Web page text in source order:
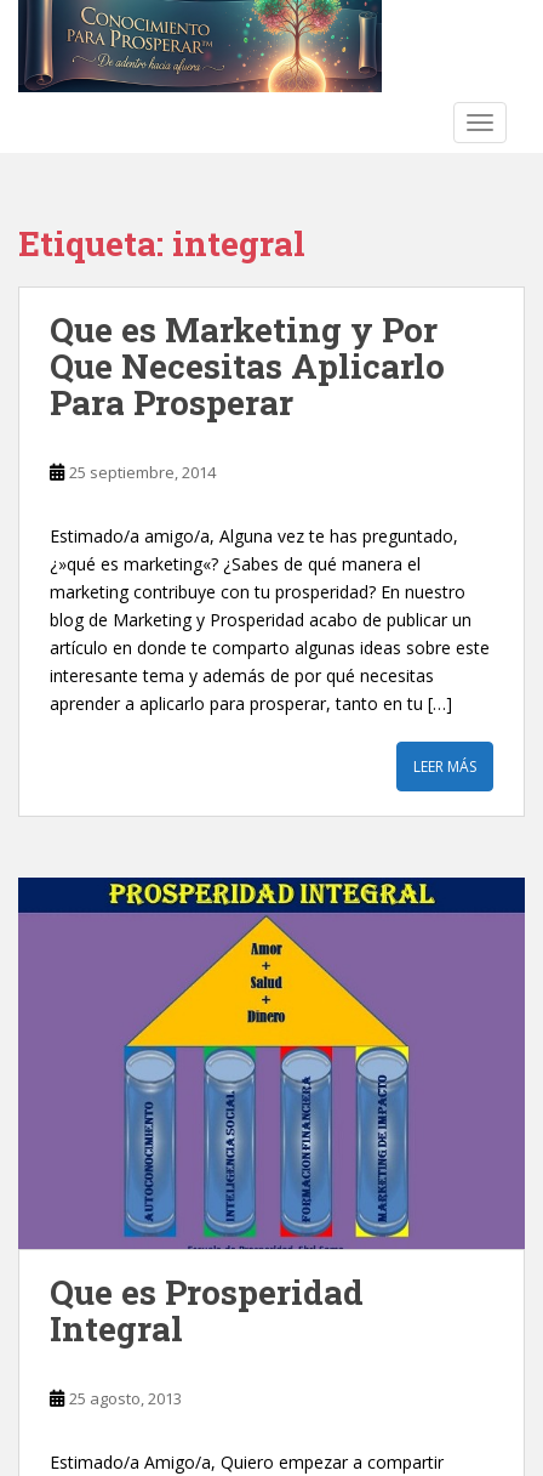
Etiqueta: integral
Que es Marketing y Por
Que Necesitas Aplicarlo
Para Prosperar
25 septiembre, 2014
Estimado/a amigo/a, Alguna vez te has preguntado,
¿»qué es marketing«? ¿Sabes de qué manera el
marketing contribuye con tu prosperidad? En nuestro
blog de Marketing y Prosperidad acabo de publicar un
artículo en donde te comparto algunas ideas sobre este
interesante tema y además de por qué necesitas
aprender a aplicarlo para prosperar, tanto en tu […]
LEER MÁS
Que es Prosperidad
Integral
25 agosto, 2013
Estimado/a Amigo/a, Quiero empezar a compartir